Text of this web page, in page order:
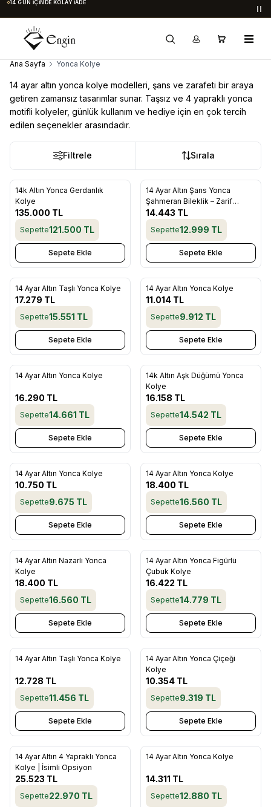
14 GÜN İÇINDE KOLAY İADE
Ana Sayfa Yonca Kolye
14 ayar altın yonca kolye modelleri, şans ve zarafeti bir araya
getiren zamansız tasarımlar sunar. Taşsız ve 4 yapraklı yonca
motifli kolyeler, günlük kullanım ve hediye için en çok tercih
edilen seçenekler arasındadır.
Filtrele Sırala
Favorilere Ekle
14k Altın Yonca Gerdanlık
Kolye
135.000 TL
Sepette121.500 TL
Sepete Ekle
Favorilere Ekle
14 Ayar Altın Şans Yonca
Şahmeran Bileklik – Zarif
Tasarım
14.443 TL
Sepette12.999 TL
Sepete Ekle
Favorilere Ekle
14 Ayar Altın Taşlı Yonca Kolye
17.279 TL
Sepette15.551 TL
Sepete Ekle
Favorilere Ekle
14 Ayar Altın Yonca Kolye
11.014 TL
Sepette9.912 TL
Sepete Ekle
14 Ayar Altın Yonca Kolye
16.290 TL
Sepette14.661 TL
Sepete Ekle
Favorilere Ekle
14k Altın Aşk Düğümü Yonca
Kolye
16.158 TL
Sepette14.542 TL
Sepete Ekle
Favorilere Ekle
14 Ayar Altın Yonca Kolye
10.750 TL
Sepette9.675 TL
Sepete Ekle
Favorilere Ekle
14 Ayar Altın Yonca Kolye
18.400 TL
Sepette16.560 TL
Sepete Ekle
Favorilere Ekle
14 Ayar Altın Nazarlı Yonca
Kolye
18.400 TL
Sepette16.560 TL
Sepete Ekle
Favorilere Ekle
14 Ayar Altın Yonca Figürlü
Çubuk Kolye
16.422 TL
Sepette14.779 TL
Sepete Ekle
14 Ayar Altın Taşlı Yonca Kolye
12.728 TL
Sepette11.456 TL
Sepete Ekle
Favorilere Ekle
14 Ayar Altın Yonca Çiçeği
Kolye
10.354 TL
Sepette9.319 TL
Sepete Ekle
Favorilere Ekle
14 Ayar Altın 4 Yapraklı Yonca
Kolye | İsimli Opsiyon
25.523 TL
Sepette22.970 TL
14 Ayar Altın Yonca Kolye
14.311 TL
Sepette12.880 TL